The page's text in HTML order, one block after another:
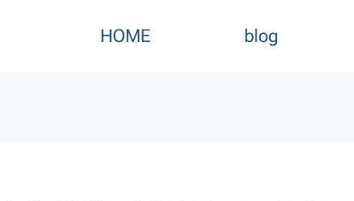
HOME blog